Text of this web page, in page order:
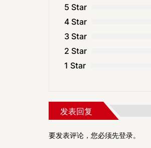
5 Star
4 Star
3 Star
2 Star
1 Star
发表回复
要发表评论，您必须先登录。